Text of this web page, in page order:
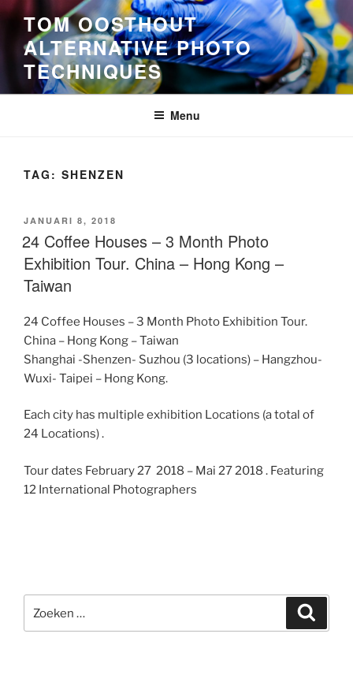
Ga
inhoud
TOM OOSTHOUT
ALTERNATIVE PHOTO
TECHNIQUES
Menu
TAG: SHENZEN
GEPLAATST
OP
JANUARI 8, 2018
24 Coffee Houses – 3 Month Photo
Exhibition Tour. China – Hong Kong –
Taiwan
24 Coffee Houses – 3 Month Photo Exhibition Tour.
China – Hong Kong – Taiwan
Shanghai -Shenzen- Suzhou (3 locations) – Hangzhou-
Wuxi- Taipei – Hong Kong.
Each city has multiple exhibition Locations (a total of
24 Locations) .
Tour dates February 27 2018 – Mai 27 2018 . Featuring
12 International Photographers
naar: